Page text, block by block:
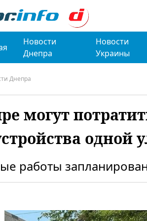
Новости
Днепра
Новости
Украины
Днепра
могут
одной
работы